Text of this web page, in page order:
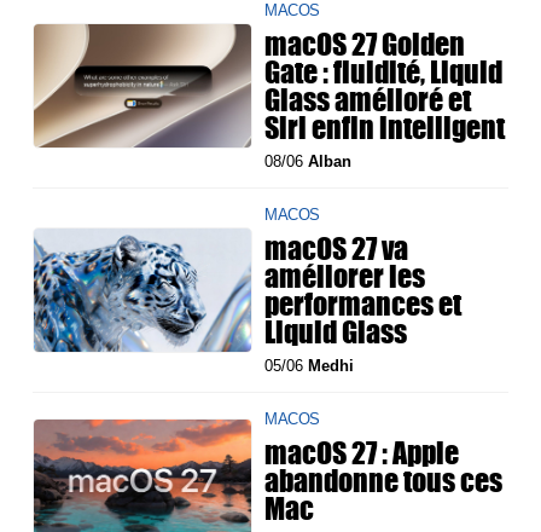
MACOS
macOS 27 Golden
Gate : fluidité, Liquid
Glass amélioré et
Siri enfin intelligent
08/06Alban
MACOS
macOS 27 va
améliorer les
performances et
Liquid Glass
05/06 Medhi
MACOS
macOS 27 : Apple
abandonne tous ces
Mac